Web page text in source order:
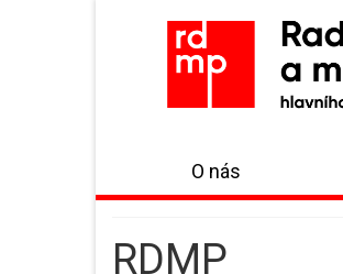
O nás
RDMP